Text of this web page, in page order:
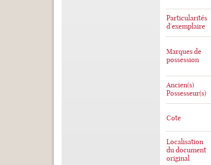
Particularités
d'exemplaire
Marques de
possession
Ancien(s)
Possesseur(s)
Cote
Localisation
du document
original